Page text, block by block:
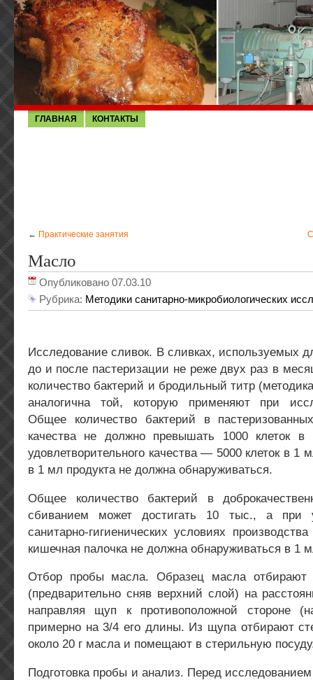
ГЛАВНАЯ КОНТАКТЫ
← Практические занятия
Масло
Опубликовано 07.03.10
Рубрика: Методики санитарно-микробиологических
Исследование сливок. В сливках, используемых
до и после пастеризации не реже двух раз в
количество бактерий и бродильный титр
аналогична той, которую применяют при
Общее количество бактерий в
качества не должно превышать 1000 клеток
удовлетворительного качества — 5000 клеток в 1
в 1 мл продукта не должна обнаруживаться.
Общее количество бактерий в
сбиванием может достигать 10 тыс., а при
санитарно-гигиенических условиях
кишечная палочка не должна обнаруживаться в 1
Отбор пробы масла. Образец масла
(предварительно сняв верхний слой) на
направляя щуп к противоположной стороне
примерно на 3/4 его длины. Из щупа отбирают
около 20 г масла и помещают в стерильную
Подготовка пробы и анализ. Перед